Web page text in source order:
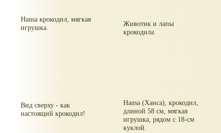
Hansa крокодил, мягкая
игрушка.
Животик и лапы
крокодила.
Вид сверху - как
настоящий крокодил!
Hansa (Ханса), крокодил,
длиной 58 см, мягкая
игрушка, рядом с 18-см
куклой.